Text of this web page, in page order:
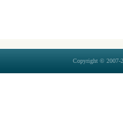
Copyright © 2007-